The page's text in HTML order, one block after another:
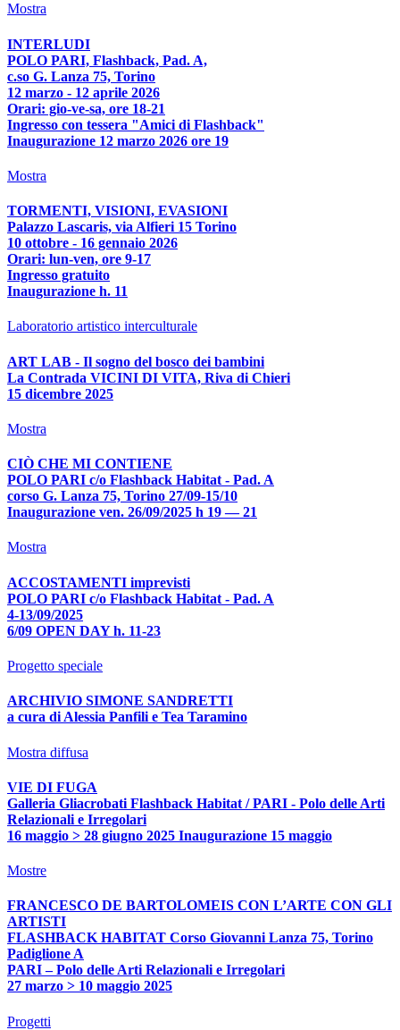
Mostra
INTERLUDI
POLO PARI, Flashback, Pad. A,
c.so G. Lanza 75, Torino
12 marzo - 12 aprile 2026
Orari: gio-ve-sa, ore 18-21
Ingresso con tessera "Amici di Flashback"
Inaugurazione 12 marzo 2026 ore 19
Mostra
TORMENTI, VISIONI, EVASIONI
Palazzo Lascaris, via Alfieri 15 Torino
10 ottobre - 16 gennaio 2026
Orari: lun-ven, ore 9-17
Ingresso gratuito
Inaugurazione h. 11
Laboratorio artistico interculturale
ART LAB - Il sogno del bosco dei bambini
La Contrada VICINI DI VITA, Riva di Chieri
15 dicembre 2025
Mostra
CIÒ CHE MI CONTIENE
POLO PARI c/o Flashback Habitat - Pad. A
corso G. Lanza 75, Torino 27/09-15/10
Inaugurazione ven. 26/09/2025 h 19 — 21
Mostra
ACCOSTAMENTI imprevisti
POLO PARI c/o Flashback Habitat - Pad. A
4-13/09/2025
6/09 OPEN DAY h. 11-23
Progetto speciale
ARCHIVIO SIMONE SANDRETTI
a cura di Alessia Panfili e Tea Taramino
Mostra diffusa
VIE DI FUGA
Galleria Gliacrobati Flashback Habitat / PARI - Polo delle Arti
Relazionali e Irregolari
16 maggio > 28 giugno 2025 Inaugurazione 15 maggio
Mostre
FRANCESCO DE BARTOLOMEIS CON L’ARTE CON GLI
ARTISTI
FLASHBACK HABITAT Corso Giovanni Lanza 75, Torino
Padiglione A
PARI – Polo delle Arti Relazionali e Irregolari
27 marzo > 10 maggio 2025
Progetti